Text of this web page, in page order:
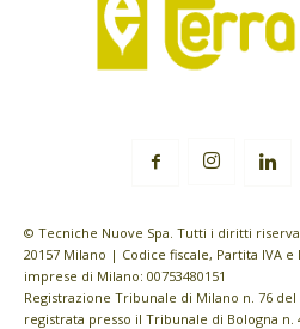
© Tecniche Nuove Spa. Tutti i diritti
20157 Milano | Codice fiscale, Partita IVA
imprese di Milano: 00753480151
Registrazione Tribunale di Milano n. 76
registrata presso il Tribunale di Bologna n.